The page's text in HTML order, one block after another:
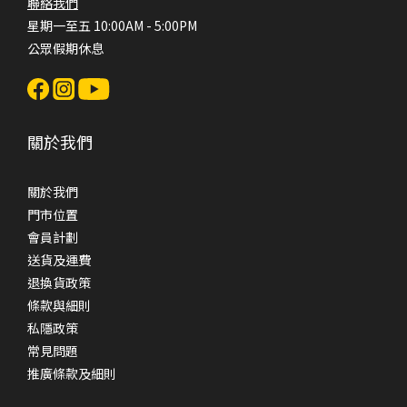
星期一至五 10:00AM - 5:00PM
公眾假期休息
關於我們
關於我們
門市位置
會員計劃
送貨及運費
退換貨政策
條款與細則
私隱政策
常見問題
推廣條款及細則